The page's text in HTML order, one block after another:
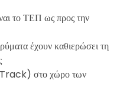
το ΤΕΠ ως προς την
έχουν καθιερώσει τη
Track) στο χώρο των